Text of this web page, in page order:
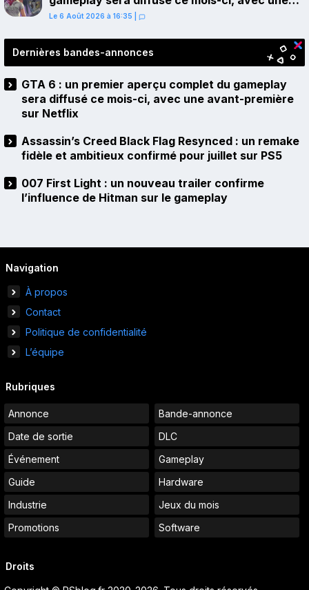
avant-première sur Netflix
Le 6 Août 2026 à 16:35
Dernières bandes-annonces
GTA 6 : un premier aperçu complet du gameplay
sera diffusé ce mois-ci, avec une avant-première
sur Netflix
Assassin’s Creed Black Flag Resynced : un remake
fidèle et ambitieux confirmé pour juillet sur PS5
007 First Light : un nouveau trailer confirme
l’influence de Hitman sur le gameplay
Navigation
À propos
Contact
Politique de confidentialité
L’équipe
Rubriques
Annonce
Bande-annonce
Date de sortie
DLC
Événement
Gameplay
Guide
Hardware
Industrie
Jeux du mois
Promotions
Software
Droits